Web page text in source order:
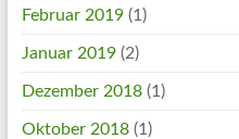
Februar 2019(1)
Januar 2019(2)
Dezember 2018(1)
Oktober 2018(1)